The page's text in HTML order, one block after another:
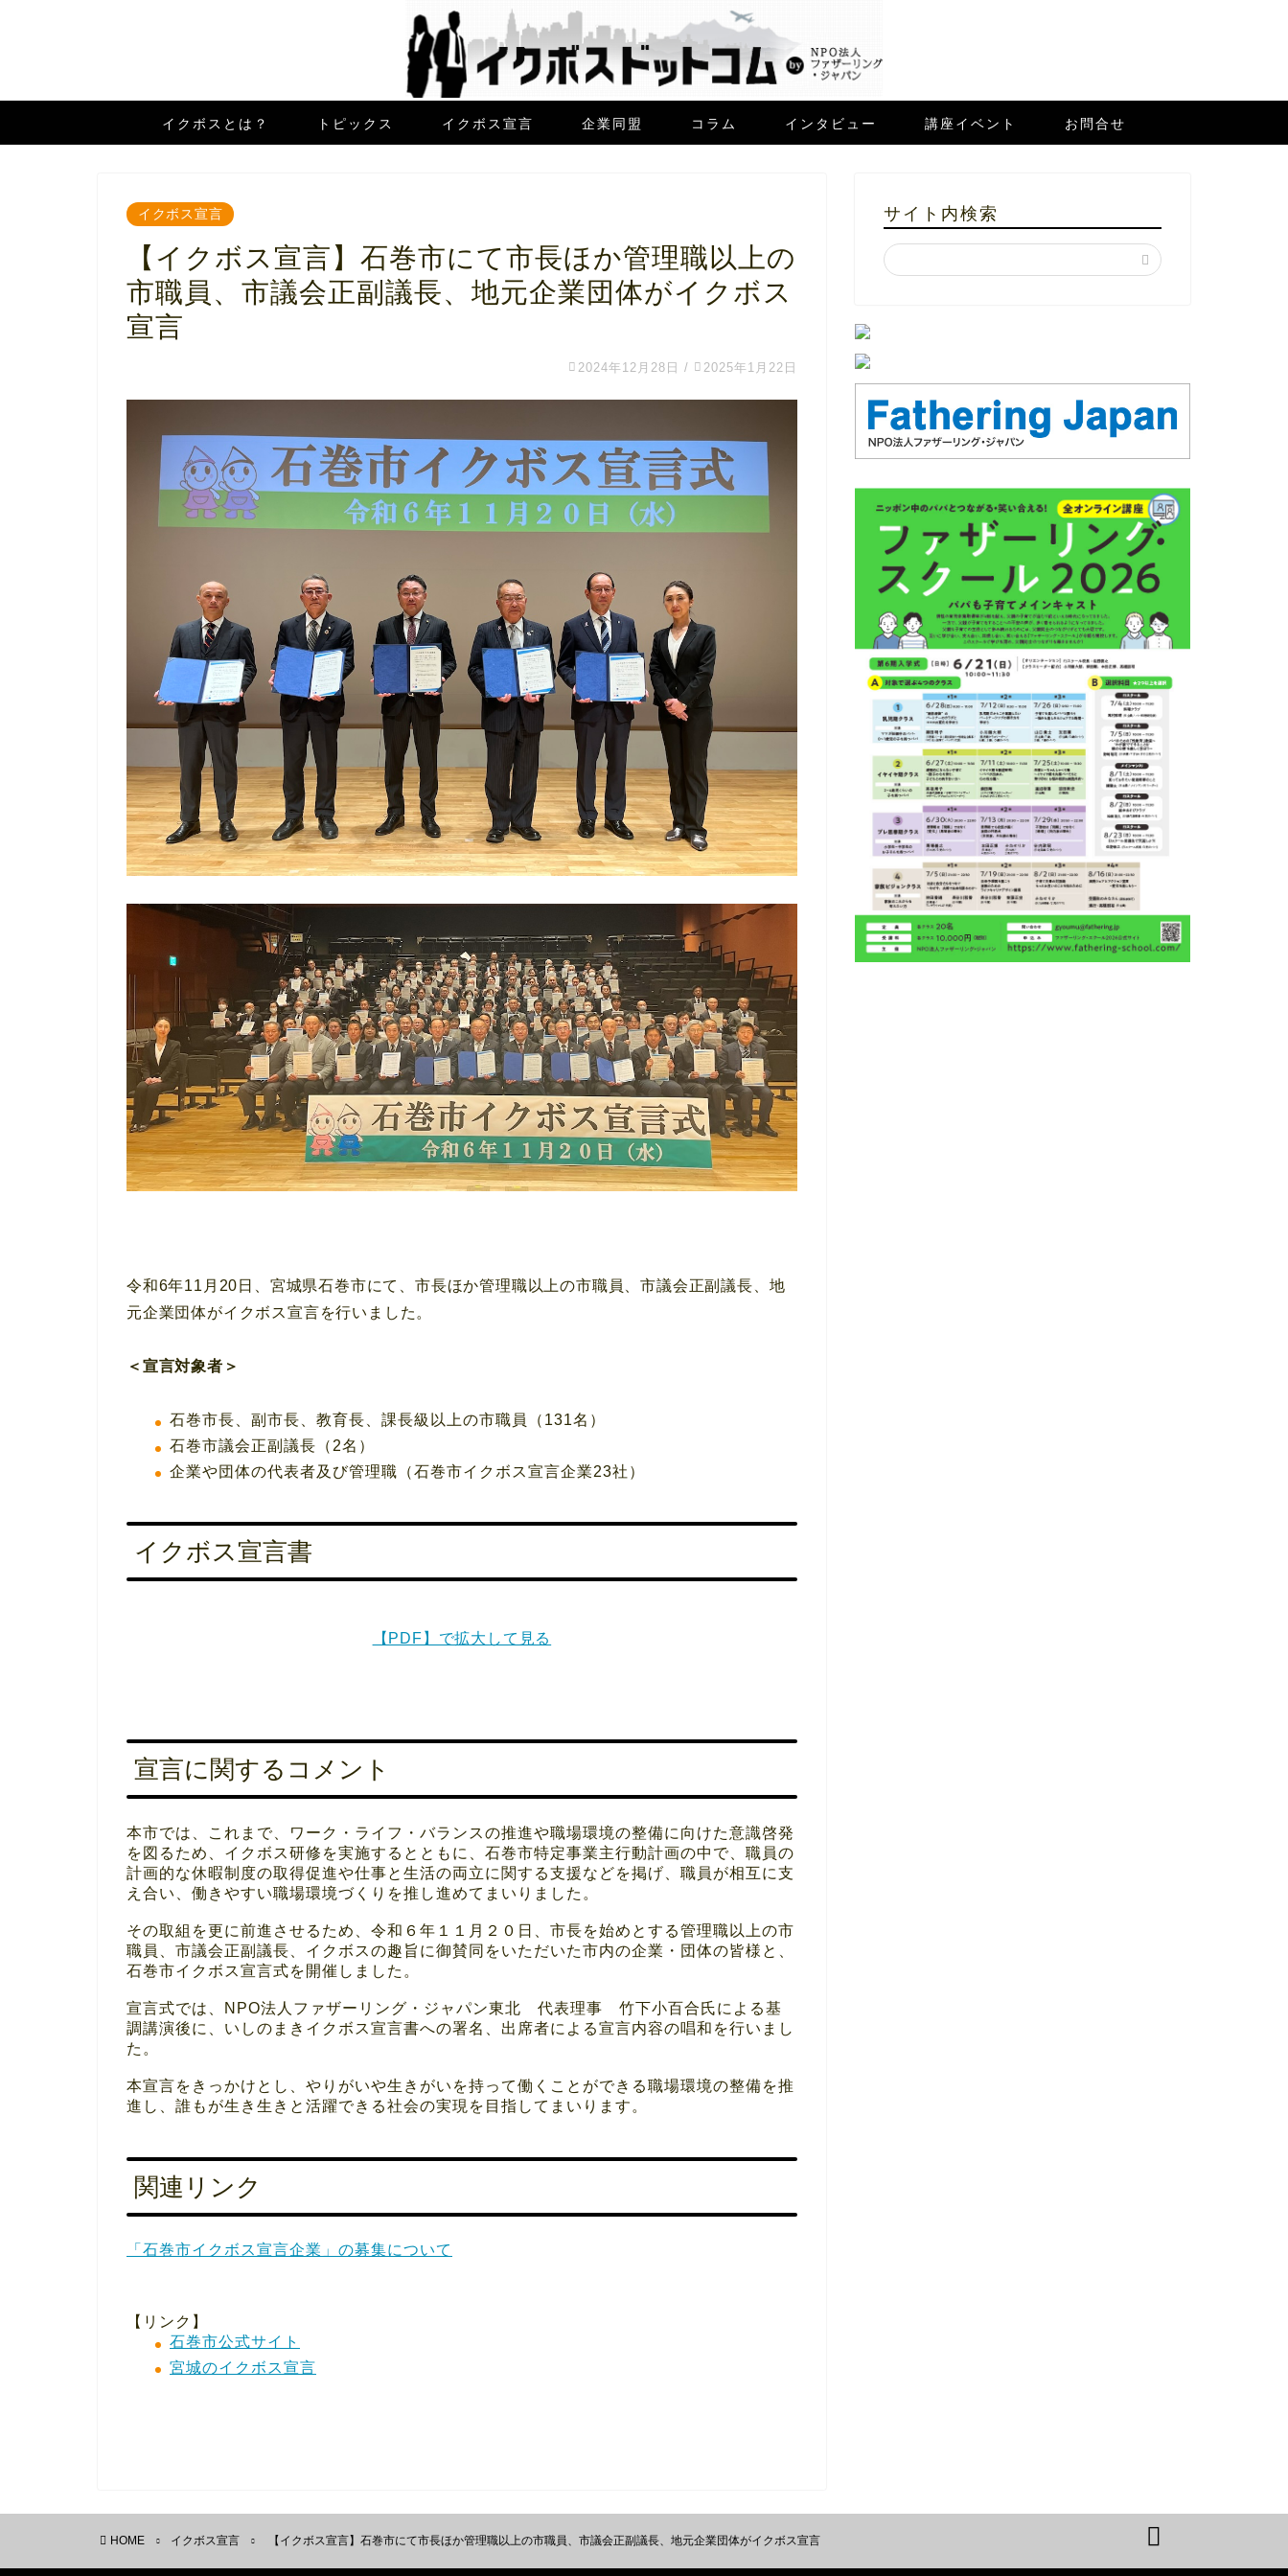
イクボスとは？ トピックス イクボス宣言 企業同盟 コラム インタビュー 講座イベント お問合せ
イクボス宣言
【イクボス宣言】石巻市にて市長ほか管理職以上の
市職員、市議会正副議長、地元企業団体がイクボス
宣言
2024年12月28日 / 2025年1月22日
令和6年11月20日、宮城県石巻市にて、市長ほか管理職以上の市職員、市議会正副議長、地
元企業団体がイクボス宣言を行いました。
＜宣言対象者＞
石巻市長、副市長、教育長、課長級以上の市職員（131名）
石巻市議会正副議長（2名）
企業や団体の代表者及び管理職（石巻市イクボス宣言企業23社）
イクボス宣言書
【PDF】で拡大して見る
宣言に関するコメント
本市では、これまで、ワーク・ライフ・バランスの推進や職場環境の整備に向けた意識啓発
を図るため、イクボス研修を実施するとともに、石巻市特定事業主行動計画の中で、職員の
計画的な休暇制度の取得促進や仕事と生活の両立に関する支援などを掲げ、職員が相互に支
え合い、働きやすい職場環境づくりを推し進めてまいりました。
その取組を更に前進させるため、令和６年１１月２０日、市長を始めとする管理職以上の市
職員、市議会正副議長、イクボスの趣旨に御賛同をいただいた市内の企業・団体の皆様と、
石巻市イクボス宣言式を開催しました。
宣言式では、NPO法人ファザーリング・ジャパン東北 代表理事 竹下小百合氏による基
調講演後に、いしのまきイクボス宣言書への署名、出席者による宣言内容の唱和を行いまし
た。
本宣言をきっかけとし、やりがいや生きがいを持って働くことができる職場環境の整備を推
進し、誰もが生き生きと活躍できる社会の実現を目指してまいります。
関連リンク
「石巻市イクボス宣言企業」の募集について
【リンク】
石巻市公式サイト
宮城のイクボス宣言
サイト内検索
HOME イクボス宣言 【イクボス宣言】石巻市にて市長ほか管理職以上の市職員、市議会正副議長、地元企業団体がイクボス宣言